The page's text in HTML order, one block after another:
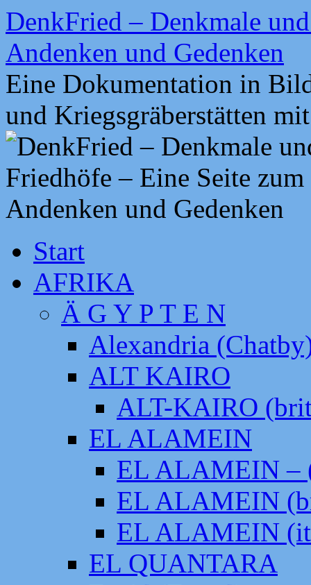
Zum
Inhalt
springen
DenkFried – Denkmale
Andenken und Gedenken
Eine Dokumentation in
und Kriegsgräberstätten
Start
AFRIKA
Ä G Y P T E N
Alexandria
ALT KAIRO
ALT-KAIRO
EL ALAMEIN
EL ALAMEIN –
EL ALAMEIN
EL ALAMEIN
EL QUANTARA